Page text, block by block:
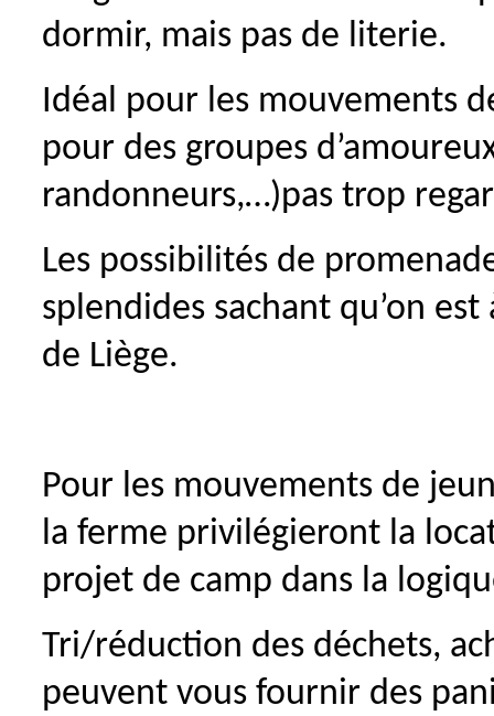
dormir, mais pas de literie.
Idéal pour les mouvements
pour des groupes
randonneurs,…)pas trop
Les possibilités de
splendides sachant qu’on
de Liège.
Pour les mouvements de
la ferme privilégieront la
projet de camp dans la
Tri/réduction des déchets,
peuvent vous fournir des